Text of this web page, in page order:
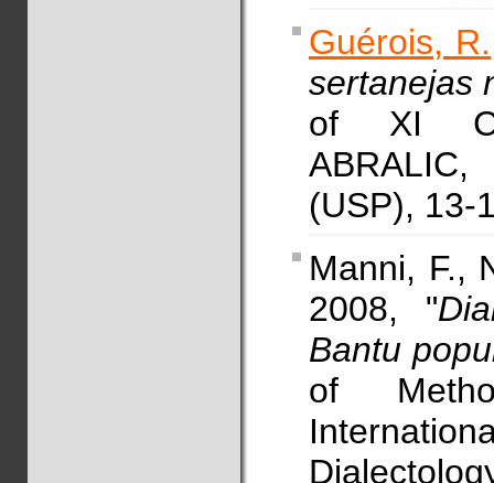
Guérois, R.
sertanejas
of XI
(USP), 13-
Manni, F.,
2008, "
Bantu
of